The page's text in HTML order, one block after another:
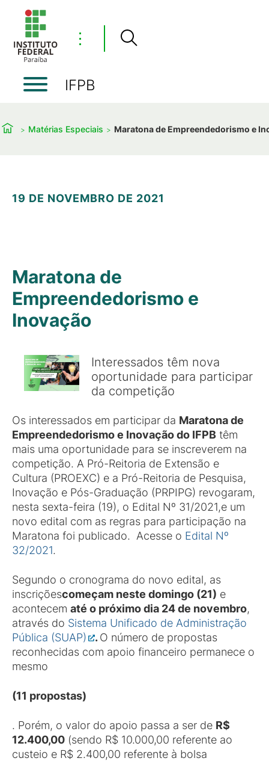
⋮
IFPB
Matérias Especiais Maratona de Empreendedorismo e
19 DE NOVEMBRO DE 2021
Maratona de
Empreendedorismo e
Inovação
Interessados têm nova
oportunidade para participar
da competição
Os interessados em participar da Maratona de
Empreendedorismo e Inovação do IFPB têm
mais uma oportunidade para se inscreverem na
competição. A Pró-Reitoria de Extensão e
Cultura (PROEXC) e a Pró-Reitoria de Pesquisa,
Inovação e Pós-Graduação (PRPIPG) revogaram,
nesta sexta-feira (19), o Edital Nº 31/2021,e um
novo edital com as regras para participação na
Maratona foi publicado. Acesse o Edital Nº
32/2021.
Segundo o cronograma do novo edital, as
inscriçõescomeçam neste domingo (21) e
acontecem até o próximo dia 24 de novembro,
através do Sistema Unificado de Administração
Pública (SUAP)
.O número de propostas
reconhecidas com apoio financeiro permanece o
mesmo
(11 propostas)
. Porém, o valor do apoio passa a ser de R$
12.400,00 (sendo R$ 10.000,00 referente ao
custeio e R$ 2.400,00 referente à bolsa